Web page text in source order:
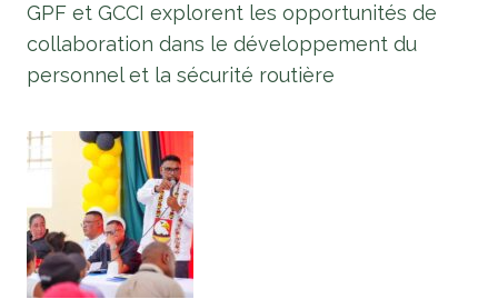
GPF et GCCI explorent les opportunités de
collaboration dans le développement du
personnel et la sécurité routière